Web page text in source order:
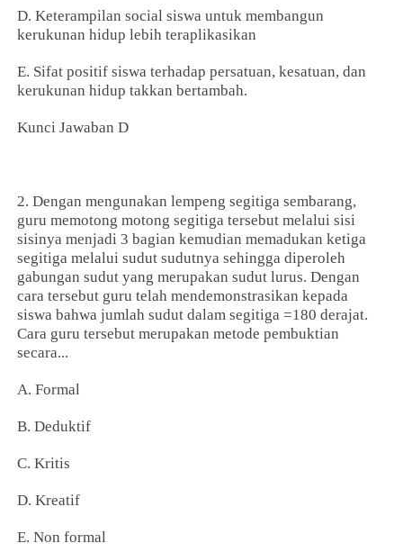
D. Keterampilan social siswa untuk membangun
kerukunan hidup lebih teraplikasikan
E. Sifat positif siswa terhadap persatuan, kesatuan, dan
kerukunan hidup takkan bertambah.
Kunci Jawaban D
2. Dengan mengunakan lempeng segitiga sembarang,
guru memotong motong segitiga tersebut melalui sisi
sisinya menjadi 3 bagian kemudian memadukan ketiga
segitiga melalui sudut sudutnya sehingga diperoleh
gabungan sudut yang merupakan sudut lurus. Dengan
cara tersebut guru telah mendemonstrasikan kepada
siswa bahwa jumlah sudut dalam segitiga =180 derajat.
Cara guru tersebut merupakan metode pembuktian
secara...
A. Formal
B. Deduktif
C. Kritis
D. Kreatif
E. Non formal